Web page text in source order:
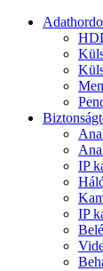
IP
IP